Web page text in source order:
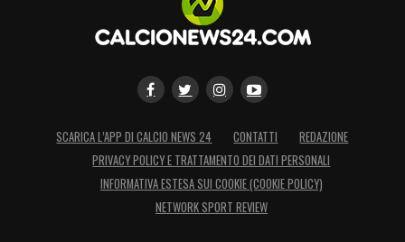
SCARICA L’APP DI CALCIO NEWS 24 CONTATTI
REDAZIONE
PRIVACY POLICY E TRATTAMENTO DEI DATI PERSONALI
INFORMATIVA ESTESA SUI COOKIE (COOKIE POLICY)
NETWORK SPORT REVIEW